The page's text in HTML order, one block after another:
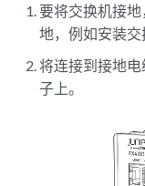
要将交换机接
地，例如安装交
将连接到接地
子上。